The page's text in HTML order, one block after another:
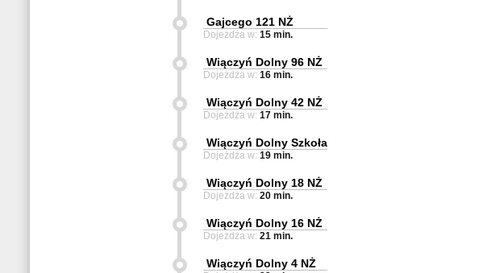
Gajcego 121 NŻ
Dojeżdża w: 15 min.
Wiączyń Dolny 96 NŻ
Dojeżdża w: 16 min.
Wiączyń Dolny 42 NŻ
Dojeżdża w: 17 min.
Wiączyń Dolny Szkoła
Dojeżdża w: 19 min.
Wiączyń Dolny 18 NŻ
Dojeżdża w: 20 min.
Wiączyń Dolny 16 NŻ
Dojeżdża w: 21 min.
Wiączyń Dolny 4 NŻ